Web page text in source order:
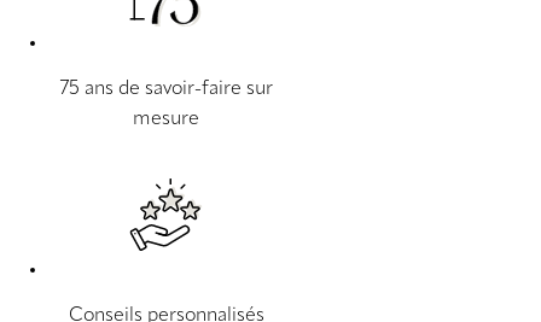
75 ans de savoir-faire sur
mesure
Conseils personnalisés